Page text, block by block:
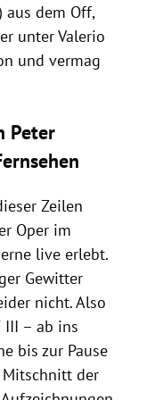
aus dem Off,
unter Valerio
und vermag
Peter
Zeilen
Oper im
live erlebt.
Gewitter
nicht. Also
III – ab ins
bis zur Pause
Mitschnitt der